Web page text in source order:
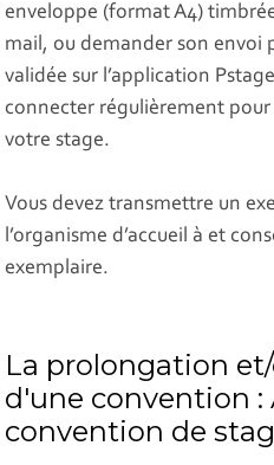
enveloppe (format A4)
mail, ou demander son envoi
validée sur l’application
connecter régulièrement
votre stage.
Vous devez transmettre un
l’organisme d’accueil à et
exemplaire.
La prolongation
d'une convention :
convention de